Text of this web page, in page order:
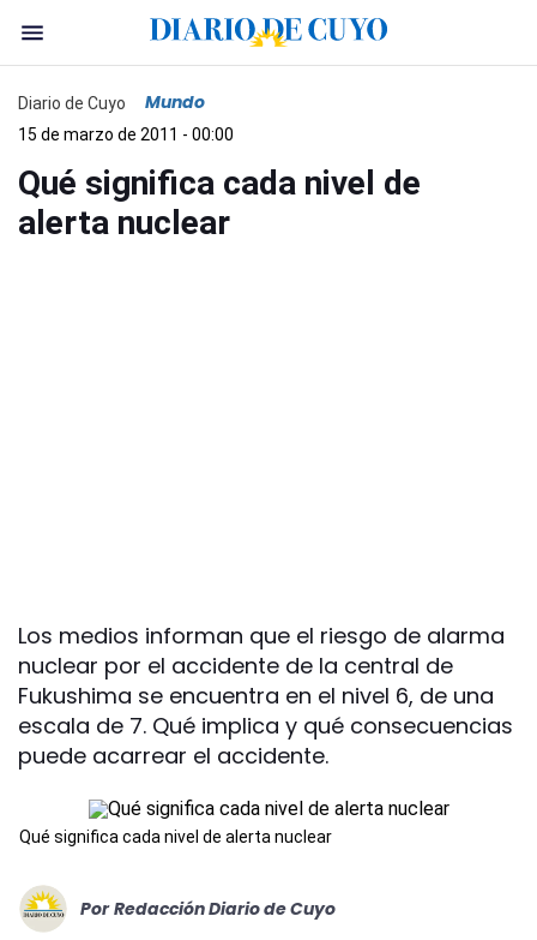
Diario de Cuyo Mundo
15 de marzo de 2011 - 00:00
Qué significa cada nivel de
alerta nuclear
Los medios informan que el riesgo de alarma
nuclear por el accidente de la central de
Fukushima se encuentra en el nivel 6, de una
escala de 7. Qué implica y qué consecuencias
puede acarrear el accidente.
Qué significa cada nivel de alerta nuclear
Por Redacción Diario de Cuyo